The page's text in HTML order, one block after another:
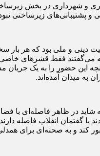
و شهرداری در بخش
زیرساختی
و ملی بود که هر بار سخن
فقط قشرهای خاصی
این حضور را به یک جریان
به میدان آمده‌اند.
شاید در ظاهر فاصله‌ای
گفتمان انقلاب فاصله
کند و به صحنه‌ای برای